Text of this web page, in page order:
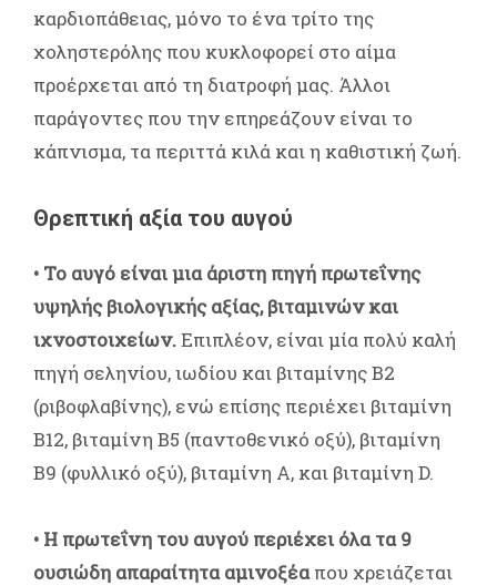
καρδιοπάθειας, μόνο το ένα τρίτο της
χοληστερόλης που κυκλοφορεί στο αίμα
προέρχεται από τη διατροφή μας. Άλλοι
παράγοντες που την επηρεάζουν είναι το
κάπνισμα, τα περιττά κιλά και η καθιστική ζωή.
Θρεπτική αξία του αυγού
• Το αυγό είναι μια άριστη πηγή πρωτεΐνης
υψηλής βιολογικής αξίας, βιταμινών και
ιχνοστοιχείων.Επιπλέον, είναι μία πολύ καλή
πηγή σεληνίου, ιωδίου και βιταμίνης Β2
(ριβοφλαβίνης), ενώ επίσης περιέχει βιταμίνη
Β12, βιταμίνη Β5 (παντοθενικό οξύ), βιταμίνη
Β9 (φυλλικό οξύ), βιταμίνη Α, και βιταμίνη D.
• Η πρωτεΐνη του αυγού περιέχει όλα τα 9
ουσιώδη απαραίτητα αμινοξέαπου χρειάζεται